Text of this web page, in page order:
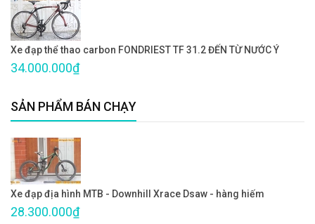
Xe đạp thể thao carbon FONDRIEST TF 31.2 ĐẾN TỪ NƯỚC Ý
34.000.000₫
SẢN PHẨM BÁN CHẠY
Xe đạp địa hình MTB - Downhill Xrace Dsaw - hàng hiếm
28.300.000₫